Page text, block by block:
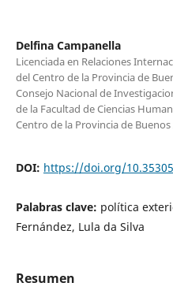
Delfina Campanella
Licenciada en Relaciones
del Centro de la Provincia de
Consejo Nacional de
de la Facultad de Ciencias
Centro de la Provincia de
DOI: https://doi.org/
Palabras clave: política
Fernández, Lula da Silva
Resumen